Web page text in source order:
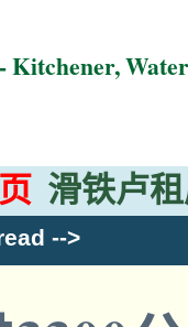
Kitchener,
滑铁卢
-->